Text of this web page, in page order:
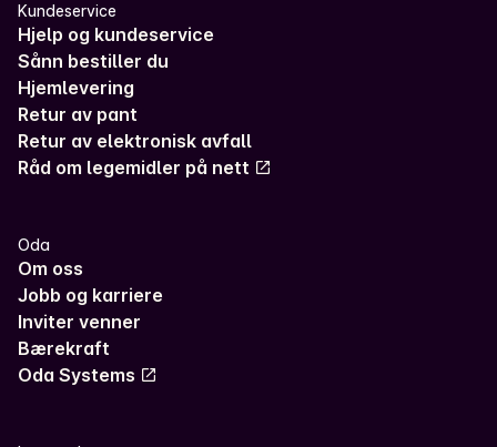
Kundeservice
Hjelp og kundeservice
Sånn bestiller du
Hjemlevering
Retur av pant
Retur av elektronisk avfall
Råd om legemidler på nett
Oda
Om oss
Jobb og karriere
Inviter venner
Bærekraft
Oda Systems